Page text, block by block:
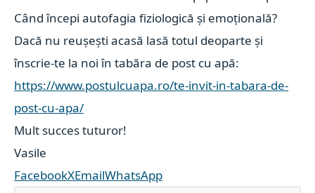
Când începi autofagia fiziologică și emoțională?
Dacă nu reușești acasă lasă totul deoparte și
înscrie-te la noi în tabăra de post cu apă:
https://www.postulcuapa.ro/te-invit-in-tabara-de-
post-cu-apa/
Mult succes tuturor!
Vasile
FacebookXEmailWhatsApp